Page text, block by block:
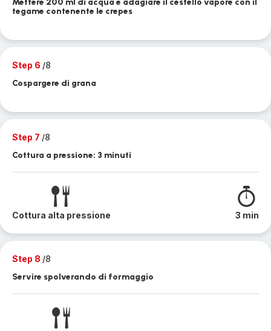
Mettere 200 ml di acqua e adagiare il cestello vapore con il
tegame contenente le crepes
Step 6 /8
Cospargere di grana
Step 7 /8
Cottura a pressione: 3 minuti
Cottura alta pressione 3 min
Step 8 /8
Servire spolverando di formaggio